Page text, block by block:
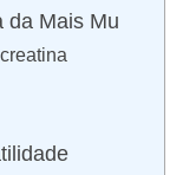
da Mais Mu